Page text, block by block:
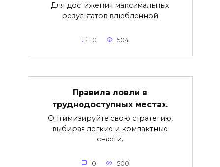
Для достижения максимальных
результатов влюбленной
0 504
Правила ловли в
труднодоступных местах.
Оптимизируйте свою стратегию,
выбирая легкие и компактные
снасти.
0 500